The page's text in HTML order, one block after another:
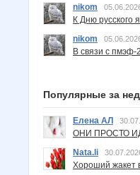
nikom
К Дню русского
nikom
В связи с пмэф-
Популярные за
Елена АЛ
ОНИ ПРОСТО
Nata.li
Хороший жакет